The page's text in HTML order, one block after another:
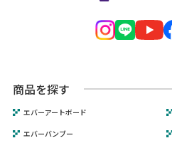
商品を探す
エバーアートボード
エバーバンブー